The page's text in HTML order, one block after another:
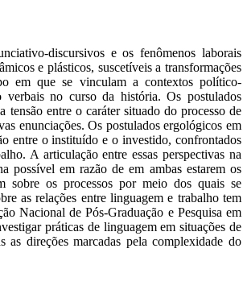
discursivos e os fenômenos laborais
e plásticos, suscetíveis a transformações
em que se vinculam a contextos político-
verbais no curso da história. Os postulados
tensão entre o caráter situado do processo de
enunciações. Os postulados ergológicos em
entre o instituído e o investido, confrontados
A articulação entre essas perspectivas na
possível em razão de em ambas estarem os
sobre os processos por meio dos quais se
as relações entre linguagem e trabalho tem
Nacional de Pós-Graduação e Pesquisa em
práticas de linguagem em situações de
as direções marcadas pela complexidade do